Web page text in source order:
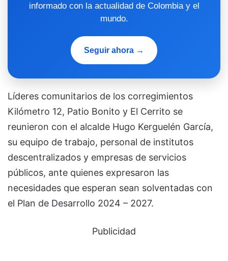
informado con la actualidad de Colombia y el
mundo.
Seguir ahora →
Líderes comunitarios de los corregimientos
Kilómetro 12, Patio Bonito y El Cerrito se
reunieron con el alcalde Hugo Kerguelén García,
su equipo de trabajo, personal de institutos
descentralizados y empresas de servicios
públicos, ante quienes expresaron las
necesidades que esperan sean solventadas con
el Plan de Desarrollo 2024 – 2027.
Publicidad